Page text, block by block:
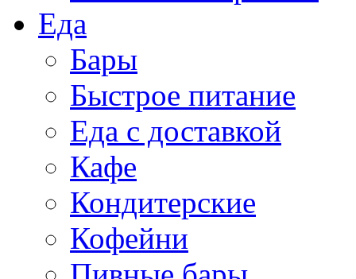
Еда
Бары
Быстрое питание
Еда с доставкой
Кафе
Кондитерские
Кофейни